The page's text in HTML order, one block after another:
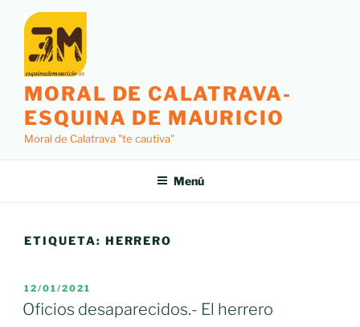
contenido
MORAL DE CALATRAVA-
ESQUINA DE MAURICIO
Moral de Calatrava "te cautiva"
Menú
ETIQUETA: HERRERO
PUBLICADO
EL
12/01/2021
Oficios desaparecidos.- El herrero